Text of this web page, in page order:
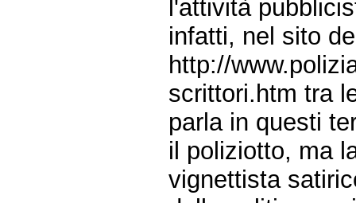
l'attività
infatti, nel sito
http://
scrittori.htm tra
parla in questi
il poliziotto, ma
vignettista